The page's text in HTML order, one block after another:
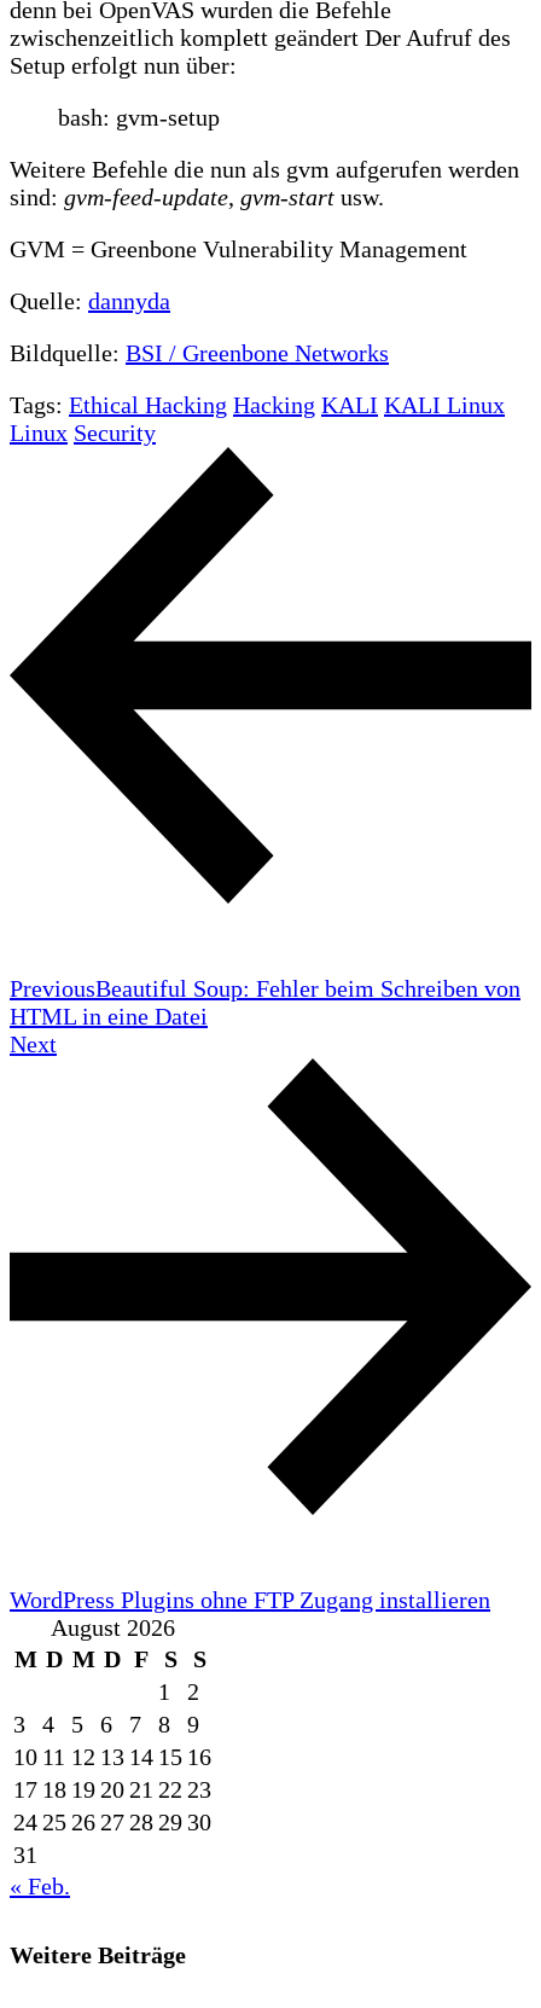
denn bei OpenVAS wurden die Befehle
zwischenzeitlich komplett geändert Der Aufruf des
Setup erfolgt nun über:
bash: gvm-setup
Weitere Befehle die nun als gvm aufgerufen werden
sind: gvm-feed-update, gvm-start usw.
GVM = Greenbone Vulnerability Management
Quelle: dannyda
Bildquelle: BSI / Greenbone Networks
Tags: Ethical Hacking Hacking KALI KALI Linux
Linux Security
Beitragsnavigation
PreviousBeautiful Soup: Fehler beim Schreiben von
HTML in eine Datei
Next
WordPress Plugins ohne FTP Zugang installieren
August 2026
M D M D F S
S
1
2
3
4 5 6 7 8
9
10 11 12 13 14 15 16
17 18 19 20 21 22 23
24 25 26 27 28 29 30
31
« Feb.
Weitere Beiträge